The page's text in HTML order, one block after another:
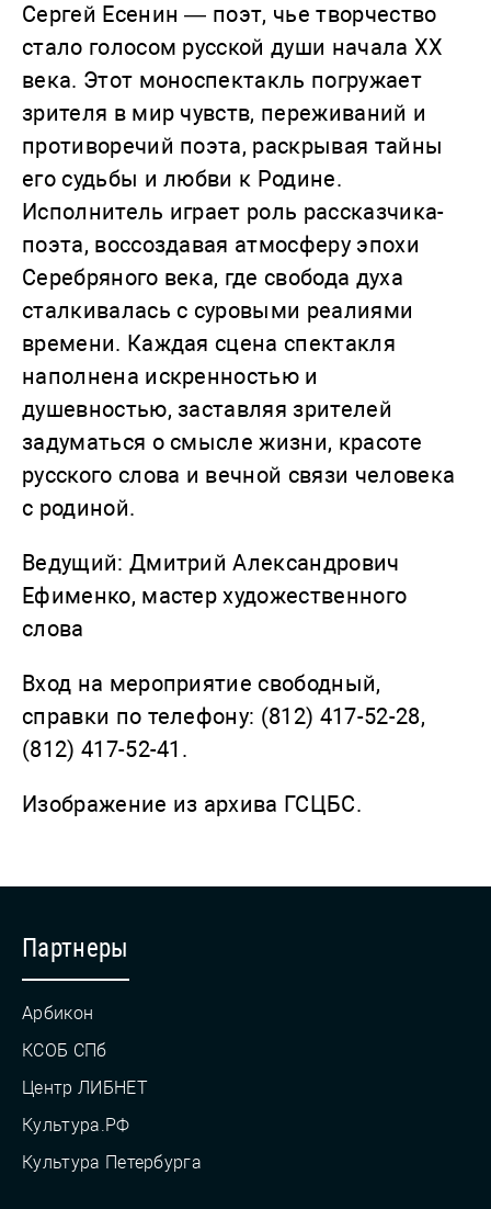
Сергей Есенин — поэт, чье творчество
стало голосом русской души начала XX
века. Этот моноспектакль погружает
зрителя в мир чувств, переживаний и
противоречий поэта, раскрывая тайны
его судьбы и любви к Родине.
Исполнитель играет роль рассказчика-
поэта, воссоздавая атмосферу эпохи
Серебряного века, где свобода духа
сталкивалась с суровыми реалиями
времени. Каждая сцена спектакля
наполнена искренностью и
душевностью, заставляя зрителей
задуматься о смысле жизни, красоте
русского слова и вечной связи человека
с родиной.
Ведущий: Дмитрий Александрович
Ефименко, мастер художественного
слова
Вход на мероприятие свободный,
справки по телефону: (812) 417-52-28,
(812) 417-52-41.
Изображение из архива ГСЦБС.
Партнеры
Арбикон
КСОБ СПб
Центр ЛИБНЕТ
Культура.РФ
Культура Петербурга